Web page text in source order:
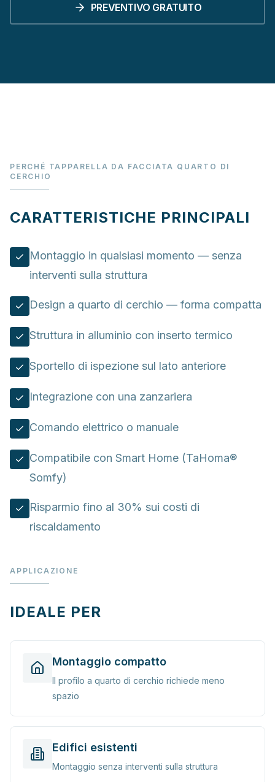
PREVENTIVO GRATUITO
PERCHÉ TAPPARELLA DA FACCIATA QUARTO DI
CERCHIO
CARATTERISTICHE PRINCIPALI
Montaggio in qualsiasi momento — senza
interventi sulla struttura
Design a quarto di cerchio — forma compatta
Struttura in alluminio con inserto termico
Sportello di ispezione sul lato anteriore
Integrazione con una zanzariera
Comando elettrico o manuale
Compatibile con Smart Home (TaHoma®
Somfy)
Risparmio fino al 30% sui costi di
riscaldamento
APPLICAZIONE
IDEALE PER
Montaggio compatto
Il profilo a quarto di cerchio richiede meno
spazio
Edifici esistenti
Montaggio senza interventi sulla struttura